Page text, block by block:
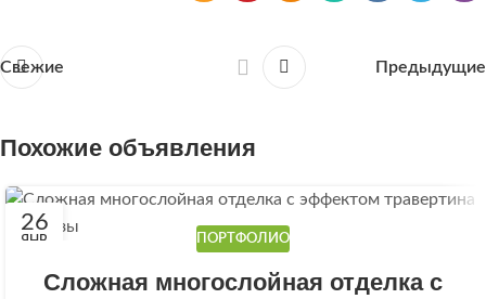
Свежие Предыдущие
Похожие объявления
26
ЯНВ ПОРТФОЛИО
Сложная многослойная отделка с